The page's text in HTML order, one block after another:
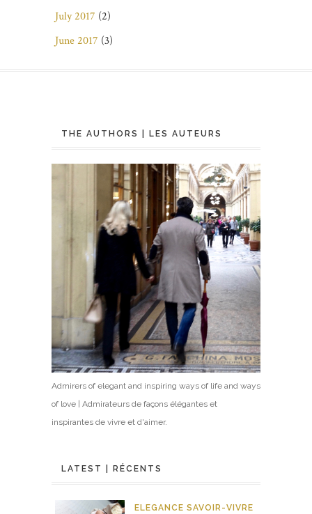
July 2017 (2)
June 2017 (3)
THE AUTHORS | LES AUTEURS
Admirers of elegant and inspiring ways of life and ways
of love | Admirateurs de façons élégantes et
inspirantes de vivre et d'aimer.
LATEST | RÉCENTS
ELEGANCE SAVOIR-VIVRE